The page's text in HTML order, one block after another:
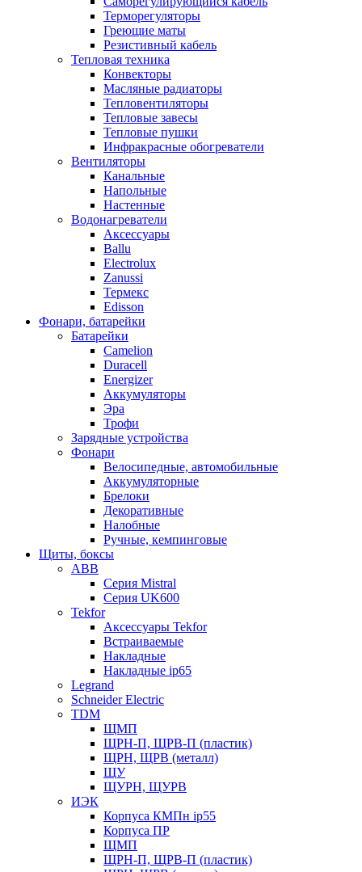
Терморегуляторы
Греющие маты
Резистивный кабель
Тепловая техника
Конвекторы
Масляные радиаторы
Тепловентиляторы
Тепловые завесы
Тепловые пушки
Инфракрасные обогреватели
Вентиляторы
Канальные
Напольные
Настенные
Водонагреватели
Аксессуары
Ballu
Electrolux
Zanussi
Термекс
Edisson
Фонари, батарейки
Батарейки
Camelion
Duracell
Energizer
Аккумуляторы
Эра
Трофи
Зарядные устройства
Фонари
Велосипедные, автомобильные
Аккумуляторные
Брелоки
Декоративные
Налобные
Ручные, кемпинговые
Щиты, боксы
ABB
Серия Mistral
Серия UK600
Tekfor
Аксессуары Tekfor
Встраиваемые
Накладные
Накладные ip65
Legrand
Schneider Electric
TDM
ЩМП
ЩРН-П, ЩРВ-П (пластик)
ЩРН, ЩРВ (металл)
ЩУ
ЩУРН, ЩУРВ
ИЭК
Корпуса КМПн ip55
Корпуса ПР
ЩМП
ЩРН-П, ЩРВ-П (пластик)